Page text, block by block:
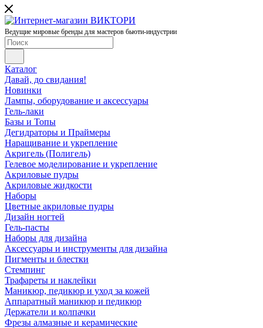
Ведущие мировые бренды для мастеров бьюти-индустрии
Каталог
Давай, до свидания!
Новинки
Лампы, оборудование и аксессуары
Гель-лаки
Базы и Топы
Дегидраторы и Праймеры
Наращивание и укрепление
Акригель (Полигель)
Гелевое моделирование и укрепление
Акриловые пудры
Акриловые жидкости
Наборы
Цветные акриловые пудры
Дизайн ногтей
Гель-пасты
Наборы для дизайна
Аксессуары и инструменты для дизайна
Пигменты и блестки
Стемпинг
Трафареты и наклейки
Маникюр, педикюр и уход за кожей
Аппаратный маникюр и педикюр
Держатели и колпачки
Фрезы алмазные и керамические